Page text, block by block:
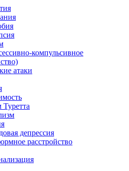
компульсивное
атаки
депрессия
расстройство